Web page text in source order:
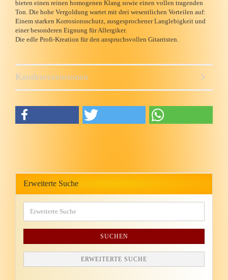
bieten einen reinen homogenen Klang sowie einen vollen tragenden
Ton. Die hohe Vergoldung wartet mit drei wesentlichen Vorteilen auf:
Einem starken Korrosionsschutz, ausgesprochener Langlebigkeit und
einer besonderen Eignung für Allergiker.
Die edle Profi-Kreation für den anspruchsvollen Gitarristen.
Kundenrezensionen
Erweiterte Suche
SUCHEN
ERWEITERTE SUCHE